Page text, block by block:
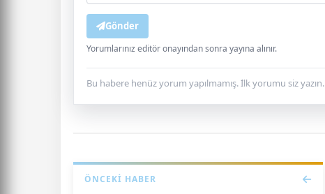
Gönder
Yorumlarınız editör onayından sonra yayına alınır.
Bu habere henüz yorum yapılmamış. İlk yorumu siz yazın.
ÖNCEKI HABER